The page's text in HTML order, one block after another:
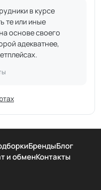
в курсе
те или иные
основе своего
адекватнее,
БрендыБлог
и обменКонтакты